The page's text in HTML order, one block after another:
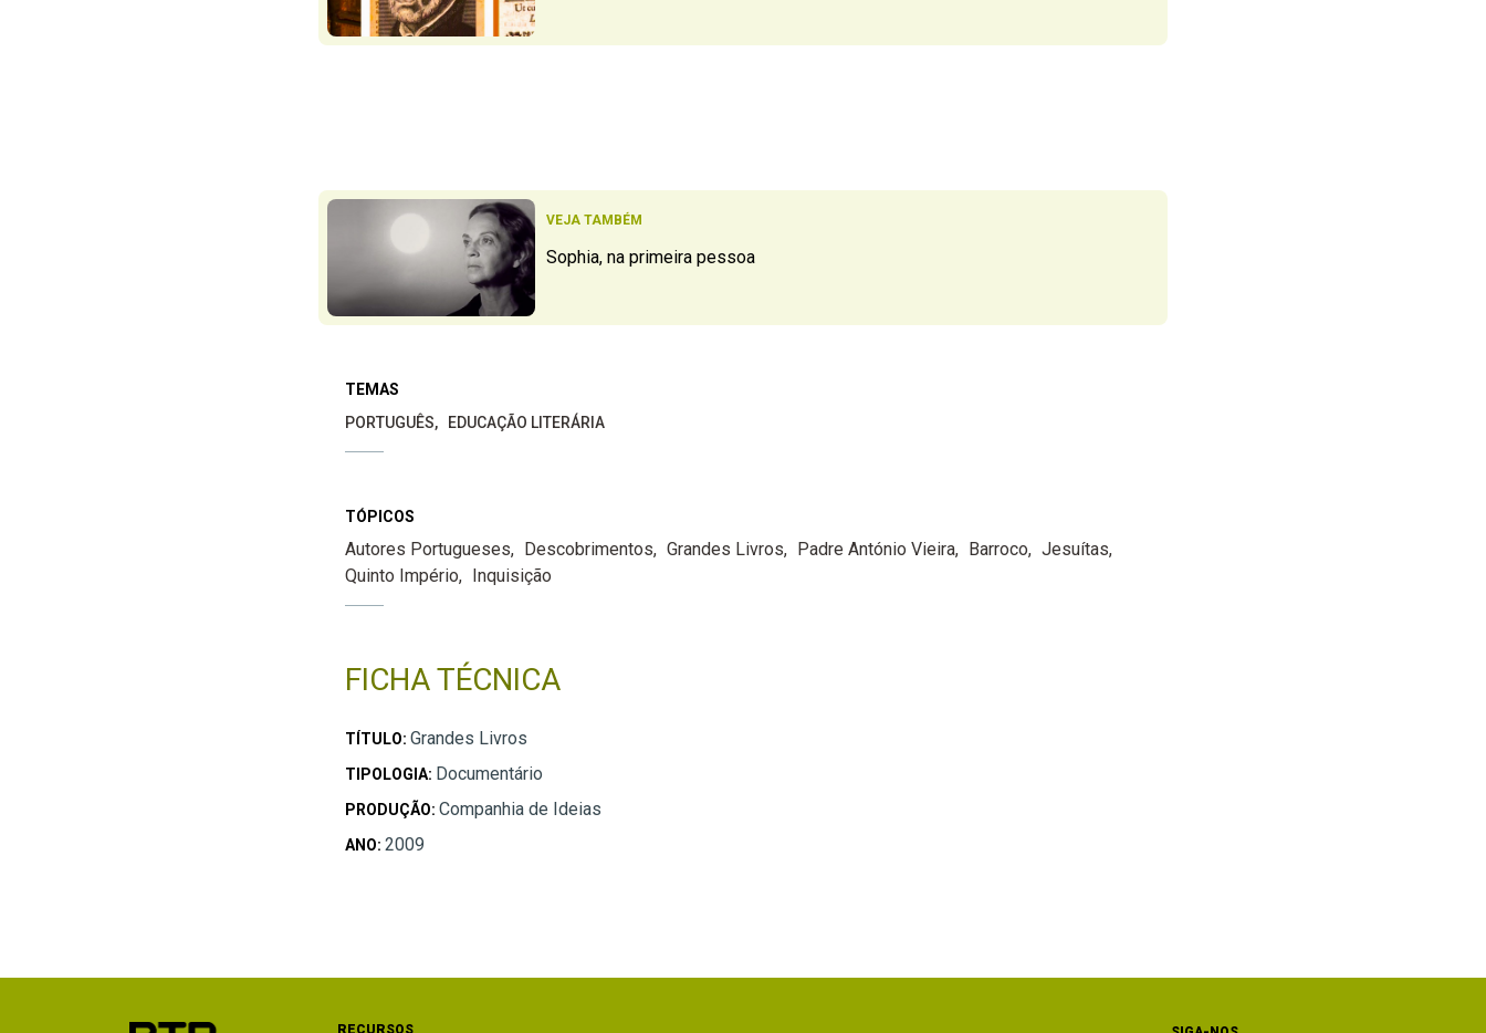
VEJA TAMBÉM
Sophia, na primeira pessoa
TEMAS
PORTUGUÊS
EDUCAÇÃO LITERÁRIA
TÓPICOS
Autores Portugueses Descobrimentos Grandes Livros Padre António Vieira Barroco
Jesuítas
Quinto Império
Inquisição
FICHA TÉCNICA
TÍTULO: Grandes Livros
TIPOLOGIA: Documentário
PRODUÇÃO: Companhia de Ideias
ANO: 2009
RECURSOS